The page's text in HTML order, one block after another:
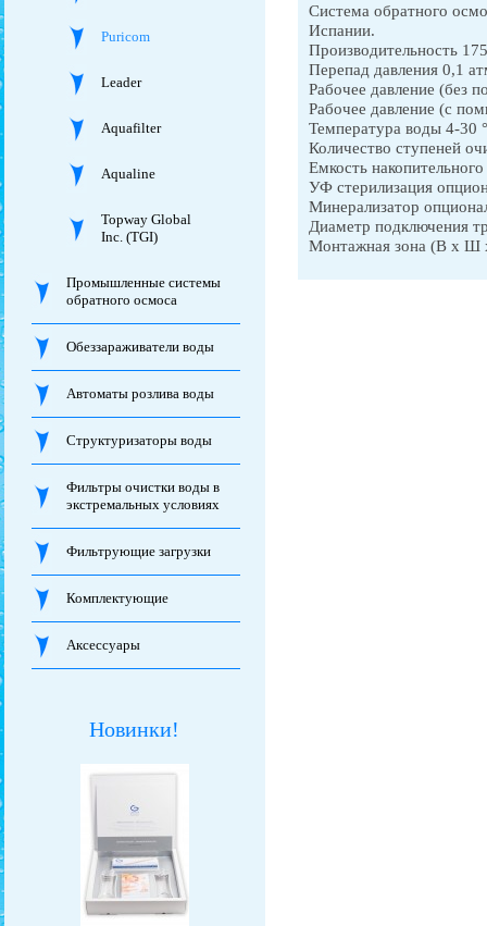
Puricom
Leader
Aquafilter
Aqualine
Topway Global
Inc. (TGI)
Промышленные системы
обратного осмоса
Обеззараживатели воды
Автоматы розлива воды
Структуризаторы воды
Фильтры очистки воды в
экстремальных условиях
Фильтрующие загрузки
Комплектующие
Аксессуары
Новинки!
Система обратного
Испании.
Производительность
Перепад давления 0,1
Рабочее давление (без
Рабочее давление (с
Температура воды 4-30
Количество ступеней
Емкость
УФ стерилизация
Минерализатор
Диаметр подключения
Монтажная зона (В х Ш